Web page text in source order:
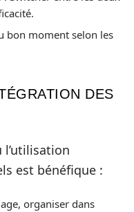
bon moment selon les
DES
l’utilisation
est bénéfique :
organiser dans